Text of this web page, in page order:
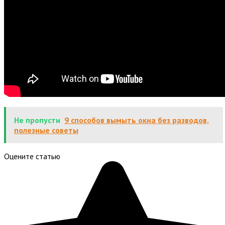
Не пропусти 9 способов вымыть окна без разводов,
полезные советы
Оцените статью